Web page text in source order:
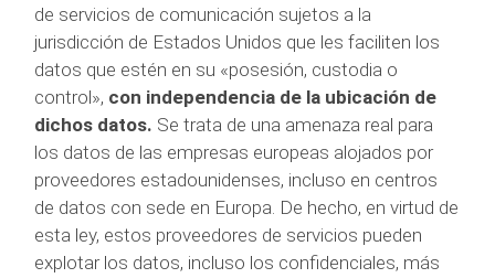
de servicios de comunicación sujetos a la
jurisdicción de Estados Unidos que les faciliten los
datos que estén en su «posesión, custodia o
control», con independencia de la ubicación de
dichos datos. Se trata de una amenaza real para
los datos de las empresas europeas alojados por
proveedores estadounidenses, incluso en centros
de datos con sede en Europa. De hecho, en virtud de
esta ley, estos proveedores de servicios pueden
explotar los datos, incluso los confidenciales, más